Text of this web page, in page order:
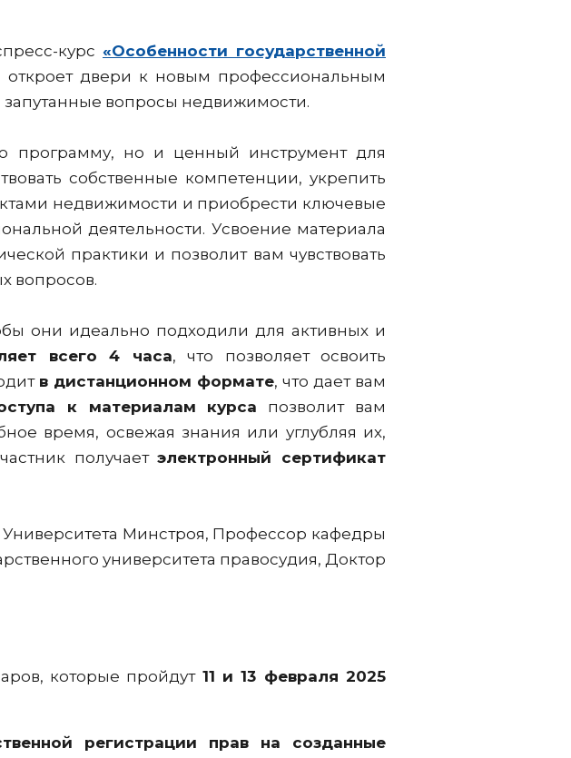
курс «Особенности государственной
откроет двери к новым профессиональным
вопросы недвижимости.
программу, но и ценный инструмент для
собственные компетенции, укрепить
недвижимости и приобрести ключевые
деятельности. Усвоение материала
практики и позволит вам чувствовать
вопросов.
они идеально подходили для активных и
всего 4 часа, что позволяет освоить
в дистанционном формате, что дает вам
к материалам курса позволит вам
время, освежая знания или углубляя их,
получаетэлектронный сертификат
Минстроя, Профессор кафедры
университета правосудия, Доктор
которые пройдут 11 и 13 февраля 2025
регистрации прав на созданные